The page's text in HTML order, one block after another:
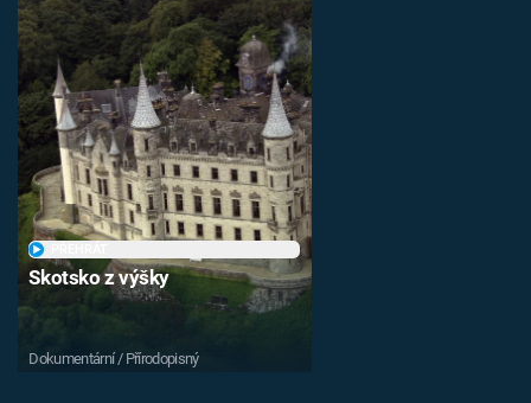
Skotsko z výšky
Dokumentární / Přírodopisný